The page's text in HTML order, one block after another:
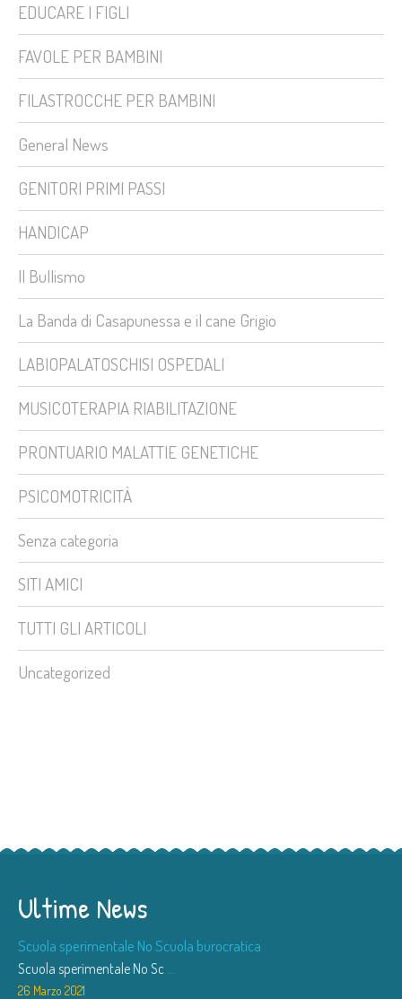
EDUCARE I FIGLI
FAVOLE PER BAMBINI
FILASTROCCHE PER BAMBINI
General News
GENITORI PRIMI PASSI
HANDICAP
Il Bullismo
La Banda di Casapunessa e il cane Grigio
LABIOPALATOSCHISI OSPEDALI
MUSICOTERAPIA RIABILITAZIONE
PRONTUARIO MALATTIE GENETICHE
PSICOMOTRICITÀ
Senza categoria
SITI AMICI
TUTTI GLI ARTICOLI
Uncategorized
Ultime News
Scuola sperimentale No Scuola burocratica
Scuola sperimentale No Sc ...
26 Marzo 2021